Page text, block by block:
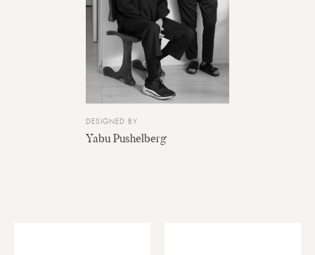
DESIGNED BY
Yabu Pushelberg